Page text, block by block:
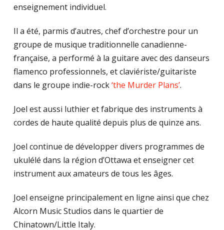
enseignement individuel.
Il a été, parmis d’autres, chef d’orchestre pour un
groupe de musique traditionnelle canadienne-
française, a performé à la guitare avec des danseurs
flamenco professionnels, et claviériste/guitariste
dans le groupe indie-rock‘the Murder Plans’.
Joel est aussi luthier et fabrique des instruments à
cordes de haute qualité depuis plus de quinze ans.
Joel continue de développer divers programmes de
ukulélé dans la région d’Ottawa et enseigner cet
instrument aux amateurs de tous les âges.
Joel enseigne principalement en ligne ainsi que chez
Alcorn Music Studios dans le quartier de
Chinatown/Little Italy.